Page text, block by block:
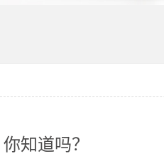
知道吗？